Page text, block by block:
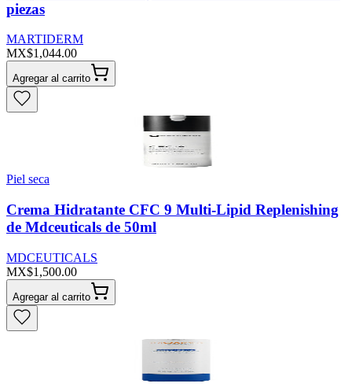
piezas
MARTIDERM
MX$1,044.00
Agregar al carrito
Piel seca
Crema Hidratante CFC 9 Multi-Lipid Replenishing
de Mdceuticals de 50ml
MDCEUTICALS
MX$1,500.00
Agregar al carrito